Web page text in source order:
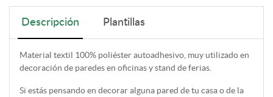
Descripción Plantillas
Material textil 100% poliéster autoadhesivo, muy utilizado en
decoración de paredes en oficinas y stand de ferias.
Si estás pensando en decorar alguna pared de tu casa o de la